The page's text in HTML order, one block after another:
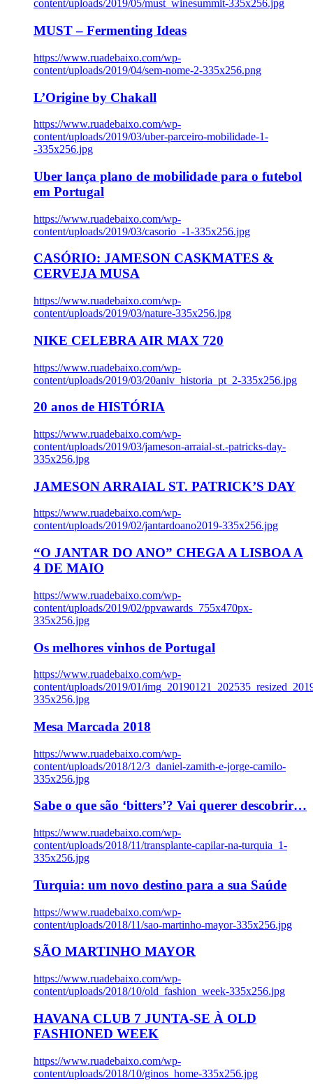
content/uploads/2019/05/must_winesummit-335x256.jpg
MUST – Fermenting Ideas
https://www.ruadebaixo.com/wp-
content/uploads/2019/04/sem-nome-2-335x256.png
L’Origine by Chakall
https://www.ruadebaixo.com/wp-
content/uploads/2019/03/uber-parceiro-mobilidade-1-
-335x256.jpg
Uber lança plano de mobilidade para o futebol
em Portugal
https://www.ruadebaixo.com/wp-
content/uploads/2019/03/casorio_-1-335x256.jpg
CASÓRIO: JAMESON CASKMATES &
CERVEJA MUSA
https://www.ruadebaixo.com/wp-
content/uploads/2019/03/nature-335x256.jpg
NIKE CELEBRA AIR MAX 720
https://www.ruadebaixo.com/wp-
content/uploads/2019/03/20aniv_historia_pt_2-335x256.jpg
20 anos de HISTÓRIA
https://www.ruadebaixo.com/wp-
content/uploads/2019/03/jameson-arraial-st.-patricks-day-
335x256.jpg
JAMESON ARRAIAL ST. PATRICK’S DAY
https://www.ruadebaixo.com/wp-
content/uploads/2019/02/jantardoano2019-335x256.jpg
“O JANTAR DO ANO” CHEGA A LISBOA A
4 DE MAIO
https://www.ruadebaixo.com/wp-
content/uploads/2019/02/ppvawards_755x470px-
335x256.jpg
Os melhores vinhos de Portugal
https://www.ruadebaixo.com/wp-
content/uploads/2019/01/
335x256.jpg
Mesa Marcada 2018
https://www.ruadebaixo.com/wp-
content/uploads/2018/12/3_daniel-zamith-e-jorge-camilo-
335x256.jpg
Sabe o que são ‘bitters’? Vai querer descobrir…
https://www.ruadebaixo.com/wp-
content/uploads/2018/11/transplante-capilar-na-turquia_1-
335x256.jpg
Turquia: um novo destino para a sua Saúde
https://www.ruadebaixo.com/wp-
content/uploads/2018/11/sao-martinho-mayor-335x256.jpg
SÃO MARTINHO MAYOR
https://www.ruadebaixo.com/wp-
content/uploads/2018/10/old_fashion_week-335x256.jpg
HAVANA CLUB 7 JUNTA-SE À OLD
FASHIONED WEEK
https://www.ruadebaixo.com/wp-
content/uploads/2018/10/ginos_home-335x256.jpg